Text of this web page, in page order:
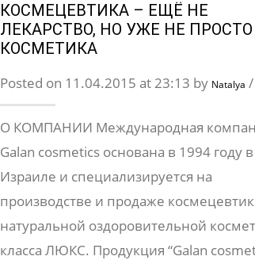
КОСМЕЦЕВТИКА – ЕЩЁ НЕ
ЛЕКАРСТВО, НО УЖЕ НЕ ПРОСТО
КОСМЕТИКА
Posted on 11.04.2015 at 23:13 by Natalya /
О КОМПАНИИ Международная
Galan cosmetics основана в 1994 году в
Израиле и специализируется на
производстве и продаже
натуральной оздоровительной
класса ЛЮКС. Продукция “Galan